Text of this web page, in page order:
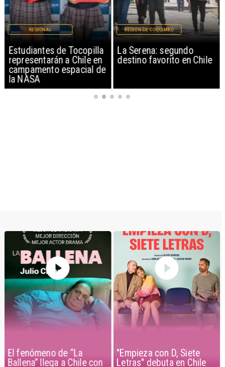
Estudiantes de Tocopilla
representarán a Chile en
campamento espacial de
la NASA
REGIONAL
La Serena: segundo
destino favorito en Chile
REGIÓN DE COQUIMBO
El fenómeno de “La
Ballena” llega a Chile con
"Empieza con D, Siete
Letras" debuta en Chile